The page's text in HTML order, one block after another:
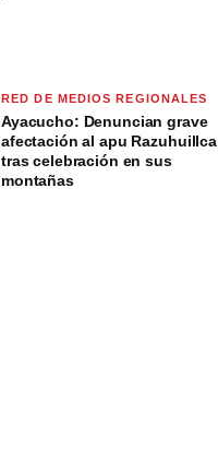
RED DE MEDIOS REGIONALES
Ayacucho: Denuncian grave
afectación al apu Razuhuillca
tras celebración en sus
montañas